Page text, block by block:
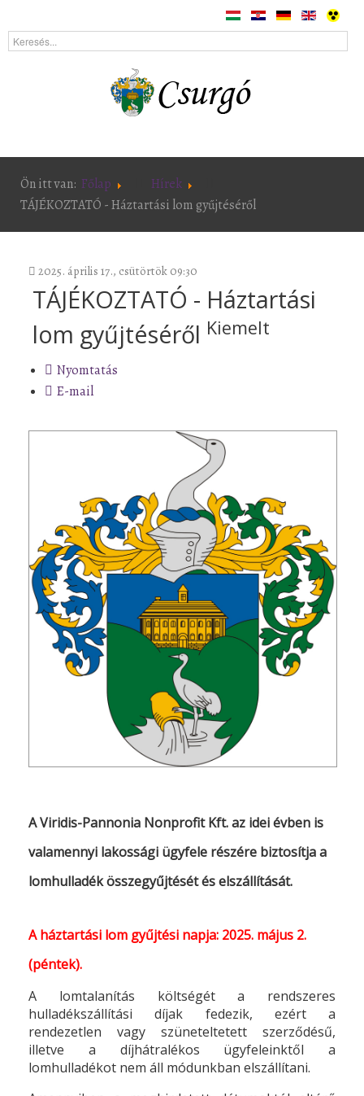
Ön itt van: Főlap
Hírek
TÁJÉKOZTATÓ - Háztartási lom gyűjtéséről
2025. április 17., csütörtök 09:30
TÁJÉKOZTATÓ - Háztartási
lom gyűjtéséről Kiemelt
Nyomtatás
E-mail
A Viridis-Pannonia Nonprofit Kft. az idei évben is
valamennyi lakossági ügyfele részére biztosítja a
lomhulladék összegyűjtését és elszállítását.
A háztartási lom gyűjtési napja: 2025. május 2.
(péntek).
A lomtalanítás költségét a rendszeres
hulladékszállítási díjak fedezik, ezért a
rendezetlen vagy szüneteltetett szerződésű,
illetve a díjhátralékos ügyfeleinktől a
lomhulladékot nem áll módunkban elszállítani.